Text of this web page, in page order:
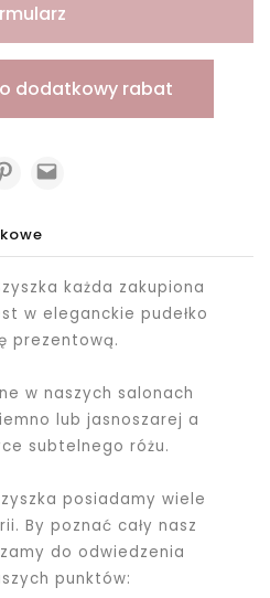
dodatkowy rabat
każda zakupiona
w eleganckie pudełko
prezentową.
w naszych salonach
lub jasnoszarej a
subtelnego różu.
posiadamy wiele
By poznać cały nasz
do odwiedzenia
punktów: